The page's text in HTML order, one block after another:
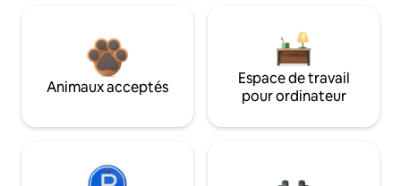
Animaux acceptés
Espace de travail
pour ordinateur